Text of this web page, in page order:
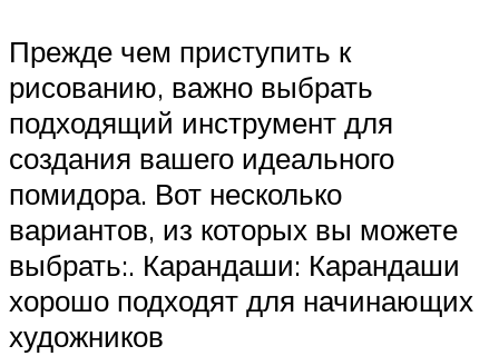
Прежде чем приступить к
рисованию, важно выбрать
подходящий инструмент для
создания вашего идеального
помидора. Вот несколько
вариантов, из которых вы можете
выбрать:. Карандаши: Карандаши
хорошо подходят для начинающих
художников